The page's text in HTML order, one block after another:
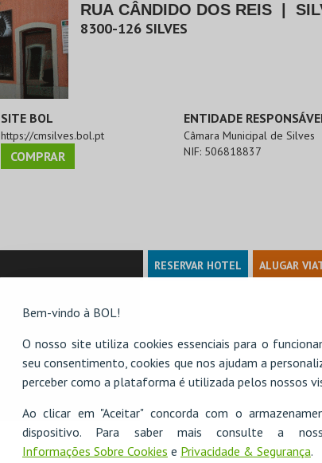
Bem-vindo à BOL!
O nosso site utiliza cookies essenciais para o
seu consentimento, cookies que nos ajudam a
perceber como a plataforma é utilizada pelos nossos
Ao clicar em "Aceitar" concorda com o
dispositivo. Para saber mais consulte a
Informações Sobre Cookies e Privacidade & Segurança.
RUA CÂNDIDO DOS REIS
8300-126 SILVES
SITE BOL
https://cmsilves.bol.pt
COMPRAR
ENTIDADE
Câmara Municipal de Silves
NIF: 506818837
RESERVAR HOTEL ALUGAR